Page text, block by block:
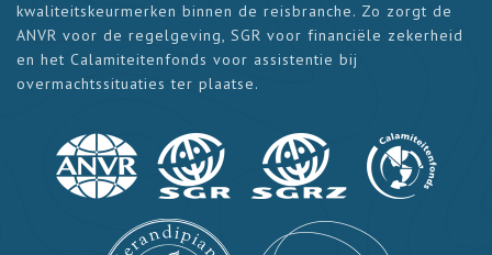
kwaliteitskeurmerken binnen de reisbranche. Zo zorgt de
ANVR voor de regelgeving, SGR voor financiële zekerheid
en het Calamiteitenfonds voor assistentie bij
overmachtssituaties ter plaatse.